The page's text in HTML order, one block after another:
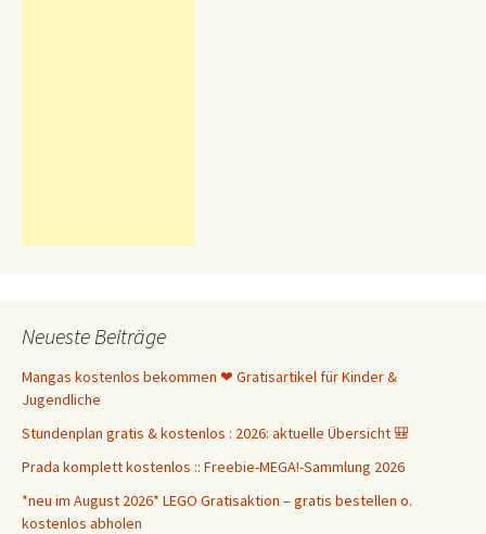
Neueste Beiträge
Mangas kostenlos bekommen ❤ Gratisartikel für Kinder &
Jugendliche
Stundenplan gratis & kostenlos : 2026: aktuelle Übersicht 🎒
Prada komplett kostenlos :: Freebie-MEGA!-Sammlung 2026
*neu im August 2026* LEGO Gratisaktion – gratis bestellen o.
kostenlos abholen